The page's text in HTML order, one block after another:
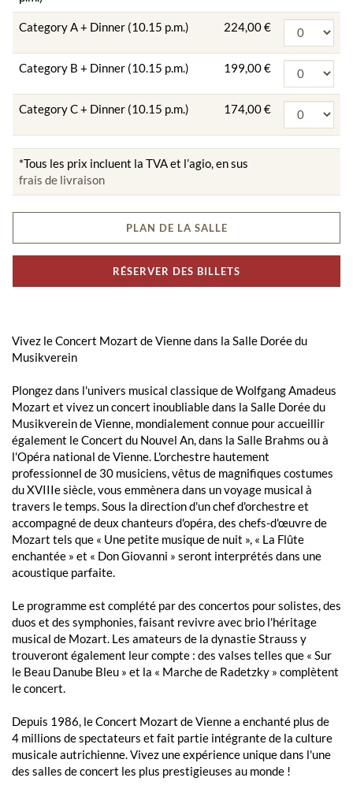
Category A + Dinner (10.15 p.m.) 224,00 €
Category B + Dinner (10.15 p.m.) 199,00 €
Category C + Dinner (10.15 p.m.) 174,00 €
*Tous les prix incluent la TVA et l’agio, en sus
frais de livraison
PLAN DE LA SALLE
RÉSERVER DES BILLETS
Vivez le Concert Mozart de Vienne dans la Salle Dorée du
Musikverein
Plongez dans l'univers musical classique de Wolfgang Amadeus
Mozart et vivez un concert inoubliable dans la Salle Dorée du
Musikverein de Vienne, mondialement connue pour accueillir
également le Concert du Nouvel An, dans la Salle Brahms ou à
l'Opéra national de Vienne. L'orchestre hautement
professionnel de 30 musiciens, vêtus de magnifiques costumes
du XVIIIe siècle, vous emmènera dans un voyage musical à
travers le temps. Sous la direction d'un chef d'orchestre et
accompagné de deux chanteurs d'opéra, des chefs-d'œuvre de
Mozart tels que « Une petite musique de nuit », « La Flûte
enchantée » et « Don Giovanni » seront interprétés dans une
acoustique parfaite.
Le programme est complété par des concertos pour solistes, des
duos et des symphonies, faisant revivre avec brio l'héritage
musical de Mozart. Les amateurs de la dynastie Strauss y
trouveront également leur compte : des valses telles que « Sur
le Beau Danube Bleu » et la « Marche de Radetzky » complètent
le concert.
Depuis 1986, le Concert Mozart de Vienne a enchanté plus de
4 millions de spectateurs et fait partie intégrante de la culture
musicale autrichienne. Vivez une expérience unique dans l'une
des salles de concert les plus prestigieuses au monde !